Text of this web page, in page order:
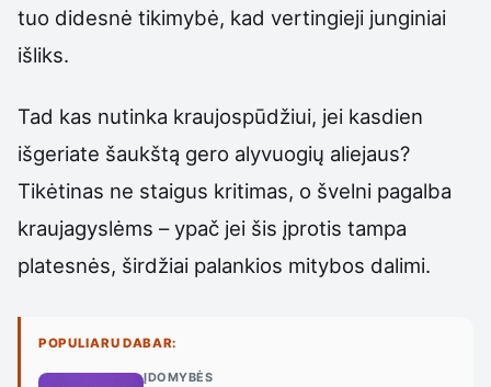
tuo didesnė tikimybė, kad vertingieji junginiai
išliks.
Tad kas nutinka kraujospūdžiui, jei kasdien
išgeriate šaukštą gero alyvuogių aliejaus?
Tikėtinas ne staigus kritimas, o švelni pagalba
kraujagyslėms – ypač jei šis įprotis tampa
platesnės, širdžiai palankios mitybos dalimi.
POPULIARU DABAR:
ĮDOMYBĖS